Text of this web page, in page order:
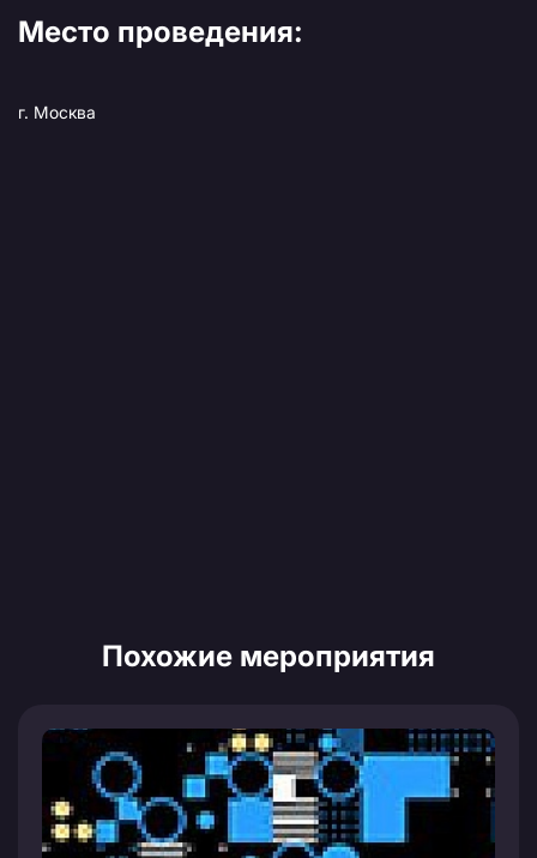
Место проведения:
г. Москва
Похожие мероприятия